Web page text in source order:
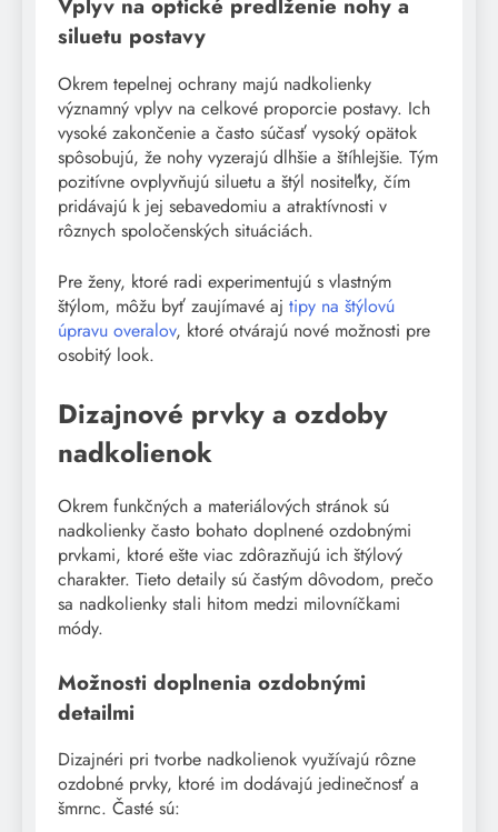
Vplyv na optické predĺženie nohy a
siluetu postavy
Okrem tepelnej ochrany majú nadkolienky
významný vplyv na celkové proporcie postavy. Ich
vysoké zakončenie a často súčasť vysoký opätok
spôsobujú, že nohy vyzerajú dlhšie a štíhlejšie. Tým
pozitívne ovplyvňujú siluetu a štýl nositeľky, čím
pridávajú k jej sebavedomiu a atraktívnosti v
rôznych spoločenských situáciách.
Pre ženy, ktoré radi experimentujú s vlastným
štýlom, môžu byť zaujímavé aj tipy na štýlovú
úpravu overalov, ktoré otvárajú nové možnosti pre
osobitý look.
Dizajnové prvky a ozdoby
nadkolienok
Okrem funkčných a materiálových stránok sú
nadkolienky často bohato doplnené ozdobnými
prvkami, ktoré ešte viac zdôrazňujú ich štýlový
charakter. Tieto detaily sú častým dôvodom, prečo
sa nadkolienky stali hitom medzi milovníčkami
módy.
Možnosti doplnenia ozdobnými
detailmi
Dizajnéri pri tvorbe nadkolienok využívajú rôzne
ozdobné prvky, ktoré im dodávajú jedinečnosť a
šmrnc. Časté sú: